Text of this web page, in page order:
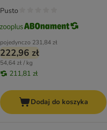
pojedynczo 231,84 zł
222,96 zł
54,64 zł / kg
211,81 zł
Pusto
Dodaj do koszyka